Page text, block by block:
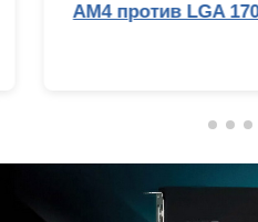
AM4 против LGA 1700